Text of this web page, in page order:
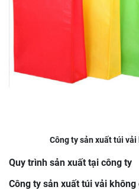
Công ty sản xuất túi
Quy trình sản xuất tại công ty
Công ty sản xuất túi vải không